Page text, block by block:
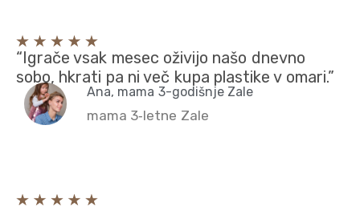
“Igrače vsak mesec oživijo našo dnevno
sobo, hkrati pa ni več kupa plastike v omari.”
Ana, mama 3-godišnje Zale
mama 3‑letne Zale